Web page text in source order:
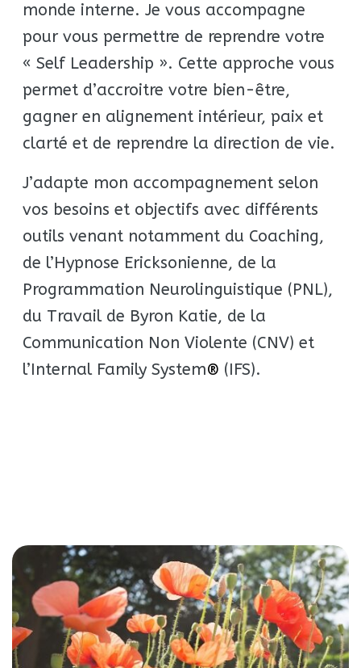
monde interne. Je vous accompagne
pour vous permettre de reprendre votre
« Self Leadership ». Cette approche vous
permet d’accroitre votre bien-être,
gagner en alignement intérieur, paix et
clarté et de reprendre la direction de vie.
J’adapte mon accompagnement selon
vos besoins et objectifs avec différents
outils venant notamment du Coaching,
de l’Hypnose Ericksonienne, de la
Programmation Neurolinguistique (PNL),
du Travail de Byron Katie, de la
Communication Non Violente (CNV) et
l’Internal Family System® (IFS).